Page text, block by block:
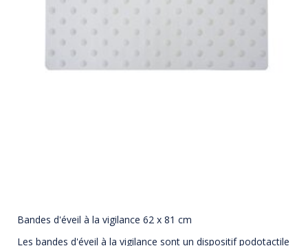
Bandes d'éveil à la vigilance 62 x 81 cm
Les bandes d'éveil à la vigilance sont un dispositif podotactile